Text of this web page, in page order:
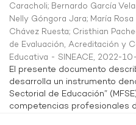
Caracholi; Bernardo García
Nelly Góngora Jara; María
Chávez Ruesta; Cristhian
de Evaluación, Acreditación y
Educativa - SINEACE, 2022-
El presente documento
desarrolla un instrumento
Sectorial de Educación”
competencias profesionales